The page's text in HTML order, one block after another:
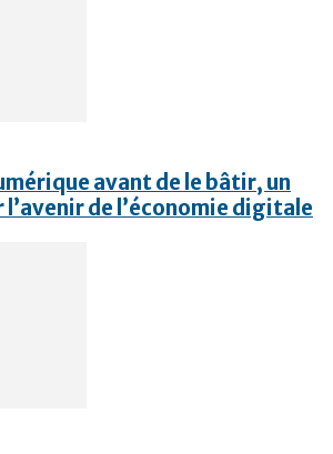
avant de le bâtir, un
de l’économie digitale